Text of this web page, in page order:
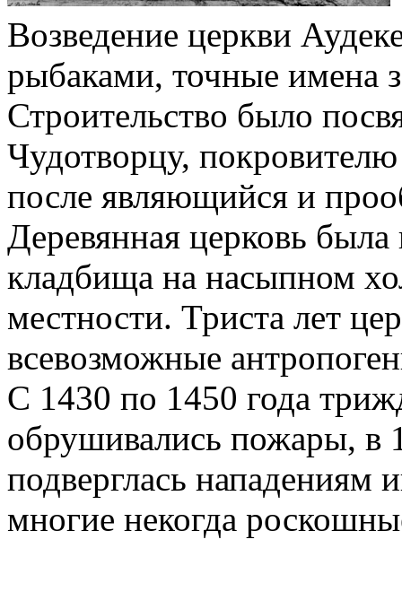
Возведение церкви
рыбаками, точные имена
Строительство было
Чудотворцу,
после являющийся и
Деревянная церковь была
кладбища на насыпном
местности. Триста лет
всевозможные
С 1430 по 1450 года
обрушивались пожары, в
подверглась
многие некогда